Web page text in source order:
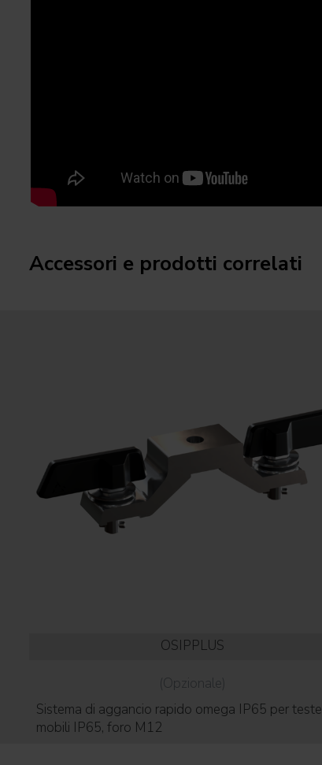
Accessori e prodotti correlati
OSIPPLUS
(Opzionale)
Sistema di aggancio rapido omega IP65 per teste
mobili IP65, foro M12